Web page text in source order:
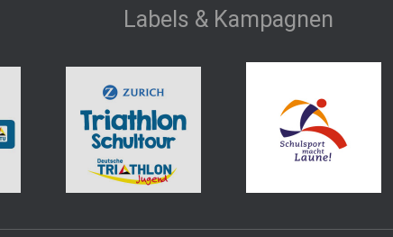
Labels & Kampagnen